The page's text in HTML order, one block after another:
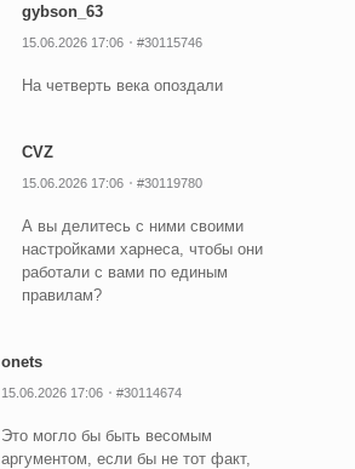
gybson_63
15.06.2026 17:06 #30115746
На четверть века опоздали
CVZ
15.06.2026 17:06 #30119780
А вы делитесь с ними своими
настройками харнеса, чтобы они
работали с вами по единым
правилам?
onets
15.06.2026 17:06 #30114674
Это могло бы быть весомым
аргументом, если бы не тот факт,